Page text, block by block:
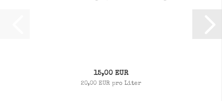
15,00 EUR
20,00 EUR pro Liter